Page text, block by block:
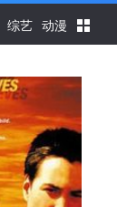
综艺 动漫